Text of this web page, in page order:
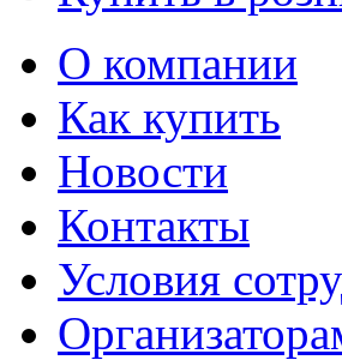
О компании
Как купить
Новости
Контакты
Условия